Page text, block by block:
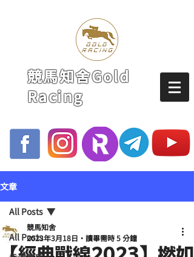
競馬知舍Gold
Racing
文章
All Posts
All Posts
競馬知舍
2023年3月18日
讀畢需時 5 分鐘